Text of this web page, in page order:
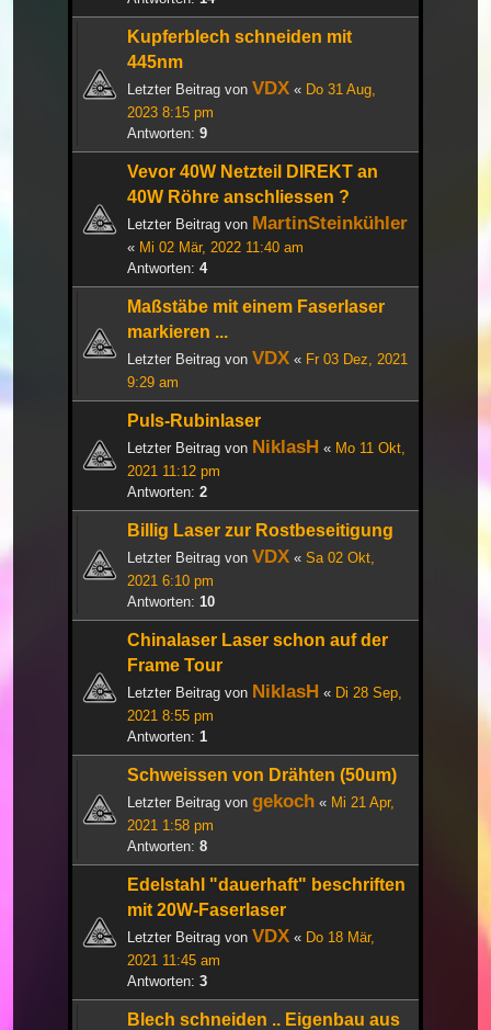
Kupferblech schneiden mit
445nm
Letzter Beitrag von VDX « Do 31 Aug,
2023 8:15 pm
Antworten: 9
Vevor 40W Netzteil DIREKT an
40W Röhre anschliessen ?
Letzter Beitrag von MartinSteinkühler
« Mi 02 Mär, 2022 11:40 am
Antworten: 4
Maßstäbe mit einem Faserlaser
markieren ...
Letzter Beitrag von VDX « Fr 03 Dez, 2021
9:29 am
Puls-Rubinlaser
Letzter Beitrag von NiklasH « Mo 11 Okt,
2021 11:12 pm
Antworten: 2
Billig Laser zur Rostbeseitigung
Letzter Beitrag von VDX « Sa 02 Okt,
2021 6:10 pm
Antworten: 10
Chinalaser Laser schon auf der
Frame Tour
Letzter Beitrag von NiklasH « Di 28 Sep,
2021 8:55 pm
Antworten: 1
Schweissen von Drähten (50um)
Letzter Beitrag von gekoch « Mi 21 Apr,
2021 1:58 pm
Antworten: 8
Edelstahl "dauerhaft" beschriften
mit 20W-Faserlaser
Letzter Beitrag von VDX « Do 18 Mär,
2021 11:45 am
Antworten: 3
Blech schneiden .. Eigenbau aus